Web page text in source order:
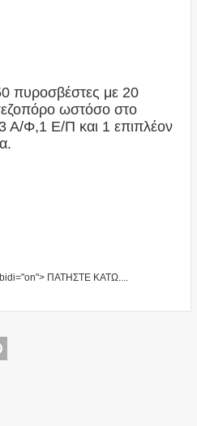
πυροσβέστες με 20
ωστόσο στο
Α/Φ,1 Ε/Π και 1 επιπλέον
ΠΑΤΗΣΤΕ ΚΑΤΩ....